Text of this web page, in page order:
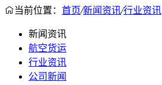
当前位置： 首页/新闻资讯/行业资讯
新闻资讯
航空货运
行业资讯
公司新闻